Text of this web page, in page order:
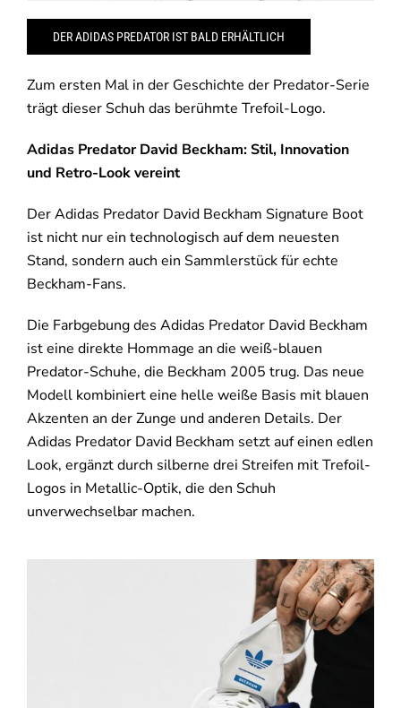
DER ADIDAS PREDATOR IST BALD ERHÄLTLICH
Zum ersten Mal in der Geschichte der Predator-Serie
trägt dieser Schuh das berühmte Trefoil-Logo.
Adidas Predator David Beckham: Stil, Innovation
und Retro-Look vereint
Der Adidas Predator David Beckham Signature Boot
ist nicht nur ein technologisch auf dem neuesten
Stand, sondern auch ein Sammlerstück für echte
Beckham-Fans.
Die Farbgebung des Adidas Predator David Beckham
ist eine direkte Hommage an die weiß-blauen
Predator-Schuhe, die Beckham 2005 trug. Das neue
Modell kombiniert eine helle weiße Basis mit blauen
Akzenten an der Zunge und anderen Details. Der
Adidas Predator David Beckham setzt auf einen edlen
Look, ergänzt durch silberne drei Streifen mit Trefoil-
Logos in Metallic-Optik, die den Schuh
unverwechselbar machen.